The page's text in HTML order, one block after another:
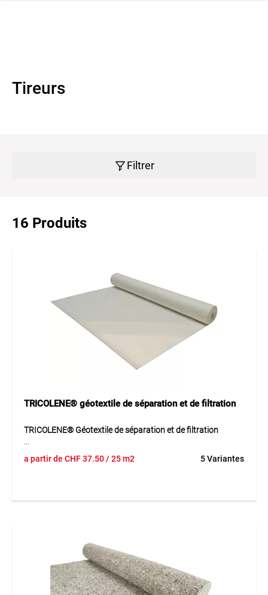
Tireurs
Filtrer
16 Produits
TRICOLENE® géotextile de séparation et de filtration
TRICOLENE® Géotextile de séparation et de filtration
qualité fabriqué à partir de fibres de polypropylène 100 %
de fabrication est garantie par des contrôles externes
Application
Géotextile de séparation et de filtration utilisé dans la
a partir de CHF37.50/ 25 m2 5 Variantes